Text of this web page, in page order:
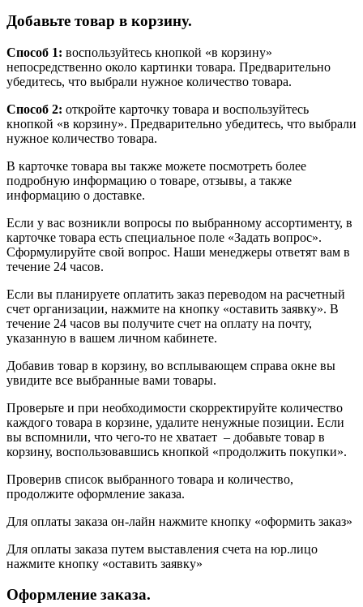
Добавьте товар в корзину.
Способ 1: воспользуйтесь кнопкой «в корзину»
непосредственно около картинки товара. Предварительно
убедитесь, что выбрали нужное количество товара.
Способ 2: откройте карточку товара и воспользуйтесь
кнопкой «в корзину». Предварительно убедитесь, что выбрали
нужное количество товара.
В карточке товара вы также можете посмотреть более
подробную информацию о товаре, отзывы, а также
информацию о доставке.
Если у вас возникли вопросы по выбранному ассортименту, в
карточке товара есть специальное поле «Задать вопрос».
Сформулируйте свой вопрос. Наши менеджеры ответят вам в
течение 24 часов.
Если вы планируете оплатить заказ переводом на расчетный
счет организации, нажмите на кнопку «оставить заявку». В
течение 24 часов вы получите счет на оплату на почту,
указанную в вашем личном кабинете.
Добавив товар в корзину, во всплывающем справа окне вы
увидите все выбранные вами товары.
Проверьте и при необходимости скорректируйте количество
каждого товара в корзине, удалите ненужные позиции. Если
вы вспомнили, что чего-то не хватает – добавьте товар в
корзину, воспользовавшись кнопкой «продолжить покупки».
Проверив список выбранного товара и количество,
продолжите оформление заказа.
Для оплаты заказа он-лайн нажмите кнопку «оформить заказ»
Для оплаты заказа путем выставления счета на юр.лицо
нажмите кнопку «оставить заявку»
Оформление заказа.